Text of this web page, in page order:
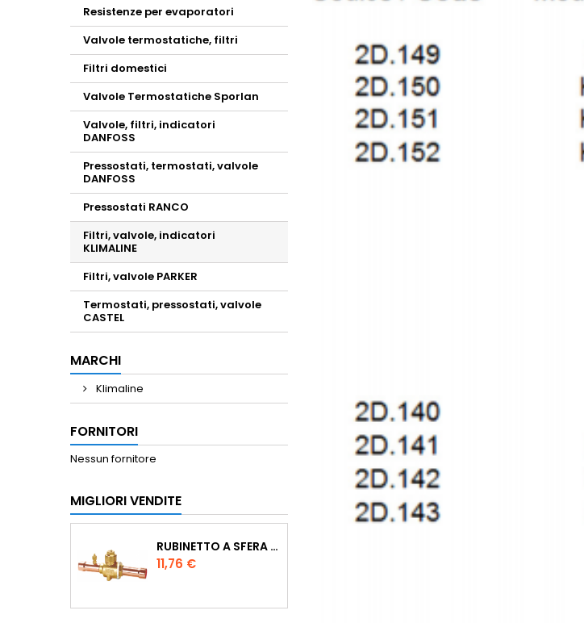
Resistenze per evaporatori
Valvole termostatiche, filtri
Filtri domestici
Valvole Termostatiche Sporlan
Valvole, filtri, indicatori
DANFOSS
Pressostati, termostati, valvole
DANFOSS
Pressostati RANCO
Filtri, valvole, indicatori
KLIMALINE
Filtri, valvole PARKER
Termostati, pressostati, valvole
CASTEL
MARCHI
Klimaline
FORNITORI
Nessun fornitore
MIGLIORI VENDITE
RUBINETTO A SFERA ODS DIA. 1/4"
Prezzo
11,76 €